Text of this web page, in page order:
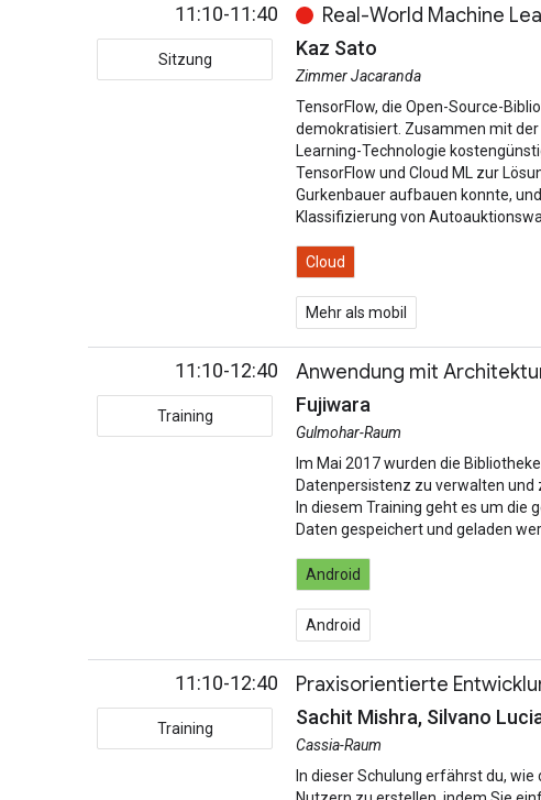
11:10-11:40
Sitzung
Real-World Machine
Kaz Sato
Zimmer Jacaranda
TensorFlow, die Open-Source-
demokratisiert. Zusammen mit der
Learning-Technologie
TensorFlow und Cloud ML zur
Gurkenbauer aufbauen konnte,
Klassifizierung von
Cloud
Mehr als mobil
11:10-12:40
Training
Anwendung mit
Fujiwara
Gulmohar-Raum
Im Mai 2017 wurden die
Datenpersistenz zu verwalten und
In diesem Training geht es um die
Daten gespeichert und geladen
Android
Android
11:10-12:40
Training
Praxisorientierte
Sachit Mishra, Silvano
Cassia-Raum
In dieser Schulung erfährst du,